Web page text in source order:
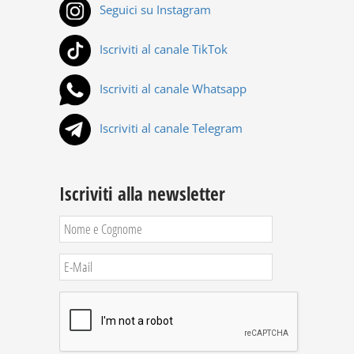
Seguici su Instagram
Iscriviti al canale TikTok
Iscriviti al canale Whatsapp
Iscriviti al canale Telegram
Iscriviti alla newsletter